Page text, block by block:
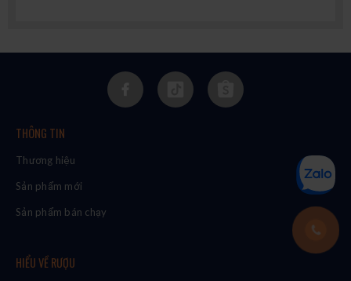
THÔNG TIN
Thương hiệu
Sản phẩm mới
Sản phẩm bán chạy
HIỂU VỀ RƯỢU